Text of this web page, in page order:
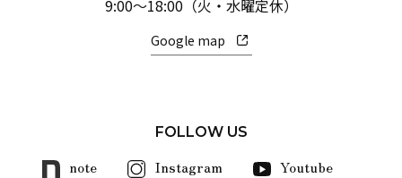
9:00～18:00（火・水曜定休）
Google map
FOLLOW US
note Instagram Youtube